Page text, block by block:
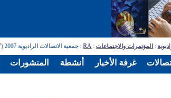
: المؤتمرات والاجتماعات:
RA: جمعية الاتصالات الراديوية 2007 (RA-07)
المنشورات أنشطة غرفة الأخبار